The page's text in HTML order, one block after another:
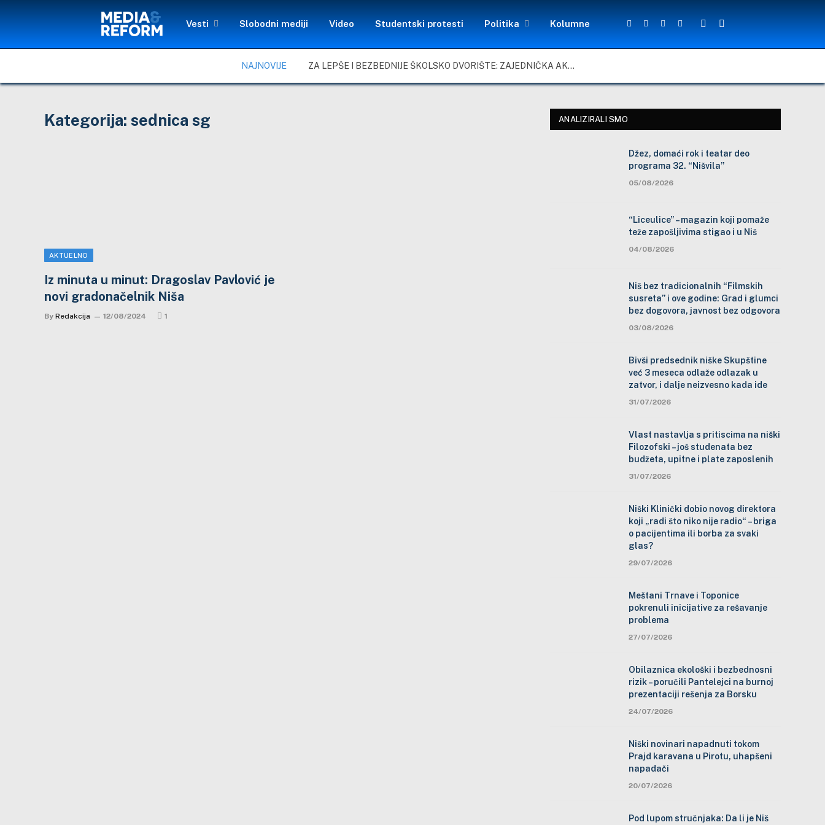
Vesti Slobodni mediji Video Studentski protesti Politika Kolumne
Facebook
TwitterYouTubeInstagram
NAJNOVIJE ZA LEPŠE I BEZBEDNIJE ŠKOLSKO DVORIŠTE: ZAJEDNIČKA AKCIJA MEŠTANA, NASTAVNIKA I ĐAKA U SELU VLASE KOD VRANJA
Kategorija: sednica sg
AKTUELNO
Iz minuta u minut: Dragoslav Pavlović je
novi gradonačelnik Niša
By Redakcija 12/08/2024 1
ANALIZIRALI SMO
Džez, domaći rok i teatar deo
programa 32. “Nišvila”
05/08/2026
“Liceulice” – magazin koji pomaže
teže zapošljivima stigao i u Niš
04/08/2026
Niš bez tradicionalnih “Filmskih
susreta” i ove godine: Grad i glumci
bez dogovora, javnost bez odgovora
03/08/2026
Bivši predsednik niške Skupštine
već 3 meseca odlaže odlazak u
zatvor, i dalje neizvesno kada ide
31/07/2026
Vlast nastavlja s pritiscima na niški
Filozofski – još studenata bez
budžeta, upitne i plate zaposlenih
31/07/2026
Niški Klinički dobio novog direktora
koji „radi što niko nije radio“ – briga
o pacijentima ili borba za svaki
glas?
29/07/2026
Meštani Trnave i Toponice
pokrenuli inicijative za rešavanje
problema
27/07/2026
Obilaznica ekološki i bezbednosni
rizik – poručili Pantelejci na burnoj
prezentaciji rešenja za Borsku
24/07/2026
Niški novinari napadnuti tokom
Prajd karavana u Pirotu, uhapšeni
napadači
20/07/2026
Pod lupom stručnjaka: Da li je Niš